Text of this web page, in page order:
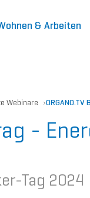
& Arbeiten
Webinare
-
Tag 2024